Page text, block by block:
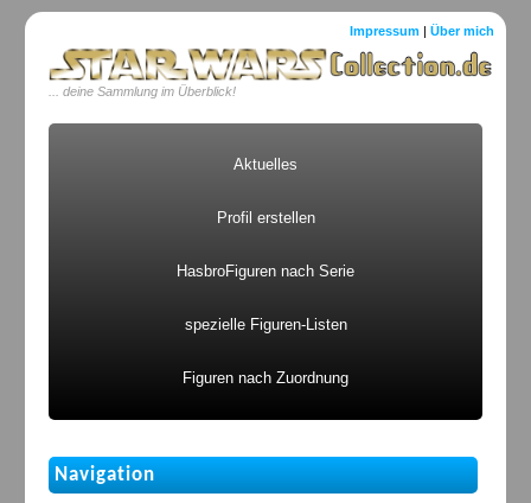
Impressum |Über mich
... deine Sammlung im Überblick!
Aktuelles
Profil erstellen
HasbroFiguren nach Serie
spezielle Figuren-Listen
Figuren nach Zuordnung
Navigation